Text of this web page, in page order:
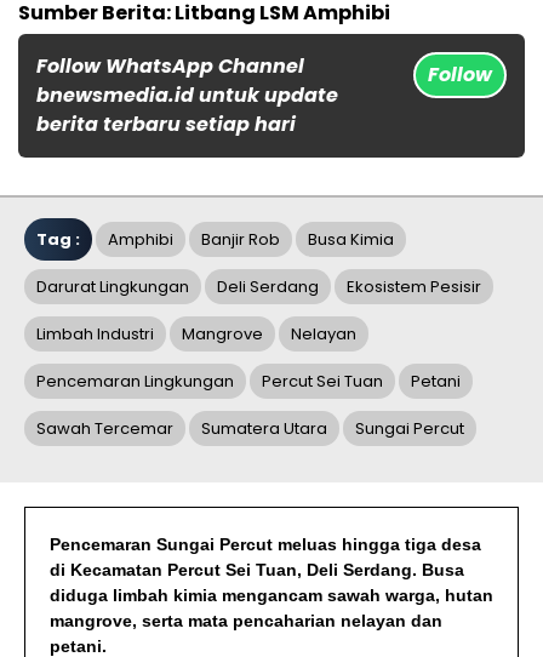
Sumber Berita: Litbang LSM Amphibi
Follow WhatsApp Channel
bnewsmedia.id untuk update
berita terbaru setiap hari
Follow
Tag : Amphibi Banjir Rob Busa Kimia
Darurat Lingkungan Deli Serdang Ekosistem Pesisir
Limbah Industri Mangrove Nelayan
Pencemaran Lingkungan Percut Sei Tuan Petani
Sawah Tercemar Sumatera Utara Sungai Percut
Pencemaran Sungai Percut meluas hingga tiga desa
di Kecamatan Percut Sei Tuan, Deli Serdang. Busa
diduga limbah kimia mengancam sawah warga, hutan
mangrove, serta mata pencaharian nelayan dan
petani.